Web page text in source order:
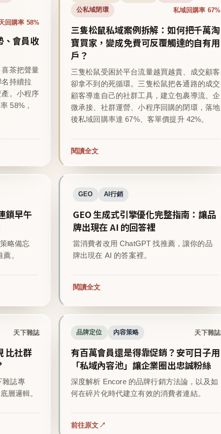
回購率 58%
、會員收
茶把聲量
持續拉
。小程序
58%，
公私域閉環 私域回購率 67%
三隻松鼠私域案例拆解：如何把千萬淘
寶買家，變成免費可反覆觸達的自有用
戶？
三隻松鼠受困於平台流量越買越貴、成交顧客
卻拿不到的死循環。三隻松鼠把各通路的成交
顧客導進自己的社群工具，建立包裹導流、企
微承接、社群運營、小程序回購的閉環，落地
後私域回購率達 67%、客單價提升 42%。
閱讀全文
鎖早午
略備忘
。
GEO AI行銷
GEO 生成式引擎優化完整指南：讓品
牌出現在 AI 的回答裡
當消費者改用 ChatGPT 找推薦，讓你的品
牌出現在 AI 的答案裡。
閱讀全文
天下雜誌
比社群
雜誌專
層邏輯。
品牌定位 內容策略 天下雜誌
有百萬會員還是得靠促銷？安可日子用
「私域內容池」讓企業圈出忠誠粉絲
深度解析 Encore 的品牌行銷方法論，以及如
何在碎片化時代建立有效的消費者連結。
前往原文